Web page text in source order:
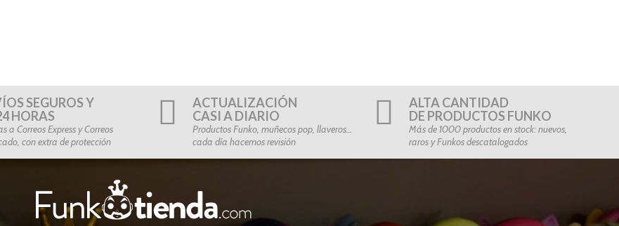
SEGUROS Y
HORAS
a Correos Express y Correos
con extra de protección
ACTUALIZACIÓN
CASI A DIARIO
Productos Funko, muñecos pop, llaveros…
cada día hacemos revisión
ALTA CANTIDAD
DE PRODUCTOS FUNKO
Más de 1000 productos en stock: nuevos,
raros y Funkos descatalogados